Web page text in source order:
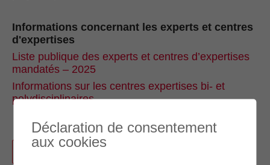
Informations concernant les experts et centres
d'expertises
Liste publique des experts et centres d’expertises
mandatés – 2025
Informations sur les centres expertises bi- et
polydisciplinaires
Déclaration de consentement
aux cookies